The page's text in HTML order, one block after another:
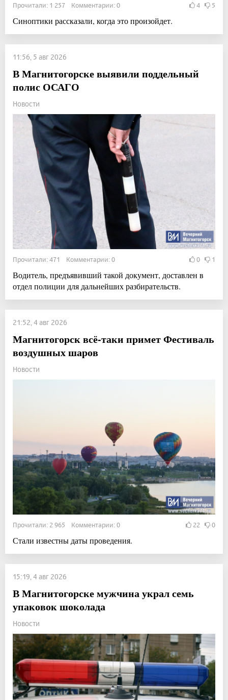
Прочитали: 1 257 Комментарии: 0 4 5
Синоптики рассказали, когда это произойдет.
11:56, 5 авг 2026
В Магнитогорске выявили поддельный
полис ОСАГО
Новости
Прочитали: 471 Комментарии: 0 0 1
Водитель, предъявивший такой документ, доставлен в
отдел полиции для дальнейших разбирательств.
21:52, 4 авг 2026
Магнитогорск всё-таки примет Фестиваль
воздушных шаров
Новости
Прочитали: 2 965 Комментарии: 0 22 0
Стали известны даты проведения.
15:19, 4 авг 2026
В Магнитогорске мужчина украл семь
упаковок шоколада
Новости